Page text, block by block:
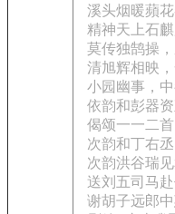
溪头烟暖蘋
精神天上石
莫传独鹄操
清旭辉相映
小园幽事，
依韵和彭器
偈颂一一二
次韵和丁右
次韵洪谷瑞
送刘五司马
谢胡子远郎